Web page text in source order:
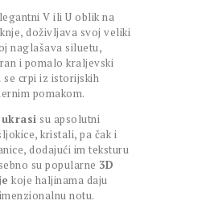
V ili U oblik na
doživljava svoj veliki
naglašava siluetu,
i pomalo kraljevski
crpi iz istorijskih
pomakom.
su apsolutni
kristali, pa čak i
dodajući im teksturu
su popularne 3D
koje haljinama daju
notu.